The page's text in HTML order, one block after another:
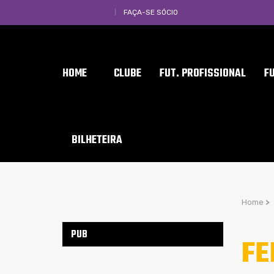
FAÇA-SE SÓCIO
HOME CLUBE FUT. PROFISSIONAL
BILHETEIRA
Home >
PUB